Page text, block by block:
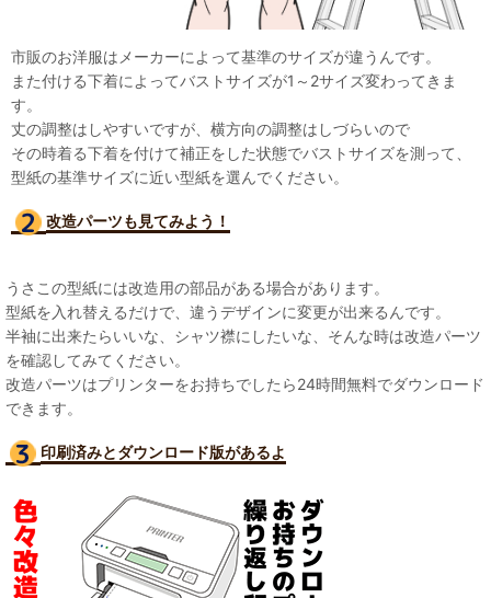
市販のお洋服はメーカーによって基準のサイズが違うんです。
また付ける下着によってバストサイズが1～2サイズ変わってきま
す。
丈の調整はしやすいですが、横方向の調整はしづらいので
その時着る下着を付けて補正をした状態でバストサイズを測って、
型紙の基準サイズに近い型紙を選んでください。
改造パーツも見てみよう！
うさこの型紙には改造用の部品がある場合があります。
型紙を入れ替えるだけで、違うデザインに変更が出来るんです。
半袖に出来たらいいな、シャツ襟にしたいな、そんな時は改造パーツ
を確認してみてください。
改造パーツはプリンターをお持ちでしたら24時間無料でダウンロード
できます。
印刷済みとダウンロード版があるよ